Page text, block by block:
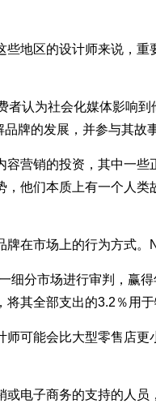
区的设计师来说，重
为社会化媒体影响到
牌的发展，并参与其故事
销的投资，其中一些
他们本质上有一个人
在市场上的行为方式。
分市场进行审判，赢得
其全部支出的3.2％用
能会比大型零售店更
子商务的支持的人员